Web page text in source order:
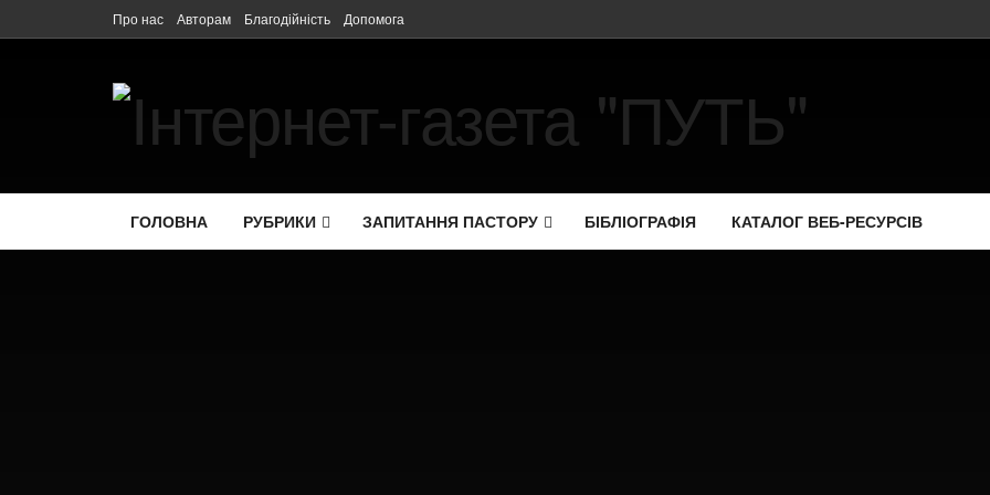
Про нас Авторам Благодійність Допомога
ГОЛОВНА РУБРИКИ ЗАПИТАННЯ ПАСТОРУ БІБЛІОГРАФІЯ КАТАЛОГ ВЕБ-РЕСУРСІВ